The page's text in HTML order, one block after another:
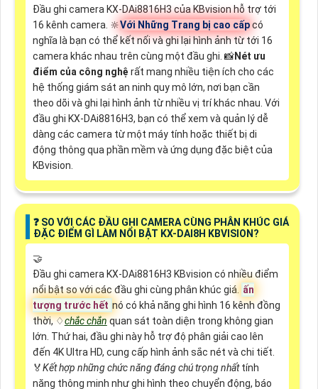
Đầu ghi camera KX-DAi8816H3 của KBvision hỗ trợ tới
16 kênh camera. 🔆Với Những Trang bị cao cấpcó
nghĩa là bạn có thể kết nối và ghi lại hình ảnh từ tới 16
camera khác nhau trên cùng một đầu ghi. 📸Nét ưu
điểm của công nghệ rất mang nhiều tiện ích cho các
hệ thống giám sát an ninh quy mô lớn, nơi bạn cần
theo dõi và ghi lại hình ảnh từ nhiều vị trí khác nhau. Với
đầu ghi KX-DAi8816H3, bạn có thể xem và quản lý dễ
dàng các camera từ một máy tính hoặc thiết bị di
động thông qua phần mềm và ứng dụng đặc biệt của
KBvision.
️❓ SO VỚI CÁC ĐẦU GHI CAMERA CÙNG PHÂN KHÚC GIÁ
ĐẶC ĐIỂM GÌ LÀM NỔI BẬT KX-DAI8H KBVISION?
🤝
Đầu ghi camera KX-DAi8816H3 KBvision có nhiều điểm
nổi bật so với các đầu ghi cùng phân khúc giá.
ấn
tượng trước hết nó có khả năng ghi hình 16 kênh đồng
thời, ♢chắc chắnquan sát toàn diện trong không gian
lớn. Thứ hai, đầu ghi này hỗ trợ độ phân giải cao lên
đến 4K Ultra HD, cung cấp hình ảnh sắc nét và chi tiết. ️
🏅️Kết hợp những chức năng đáng chú trọng nhấttính
năng thông minh như ghi hình theo chuyển động, báo